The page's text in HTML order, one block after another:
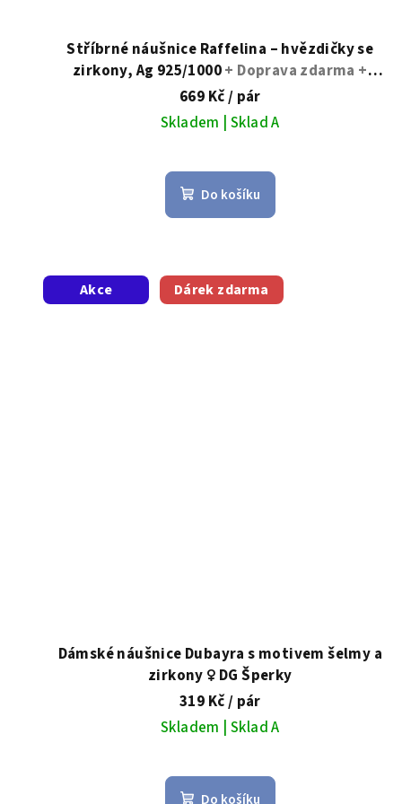
Stříbrné náušnice Raffelina – hvězdičky se
zirkony, Ag 925/1000+ Doprava zdarma +
Dárkové balení zdarma
669 Kč/ pár
Skladem | Sklad A
Do košíku
Akce Dárek zdarma
Dámské náušnice Dubayra s motivem šelmy a
zirkony ♀️ DG Šperky
319 Kč/ pár
Skladem | Sklad A
hodnocení